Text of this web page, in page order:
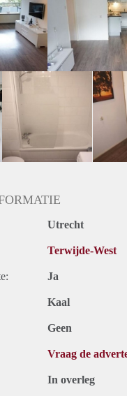
Utrecht
Terwijde-West
Ja
Kaal
Geen
Vraag de
In overleg